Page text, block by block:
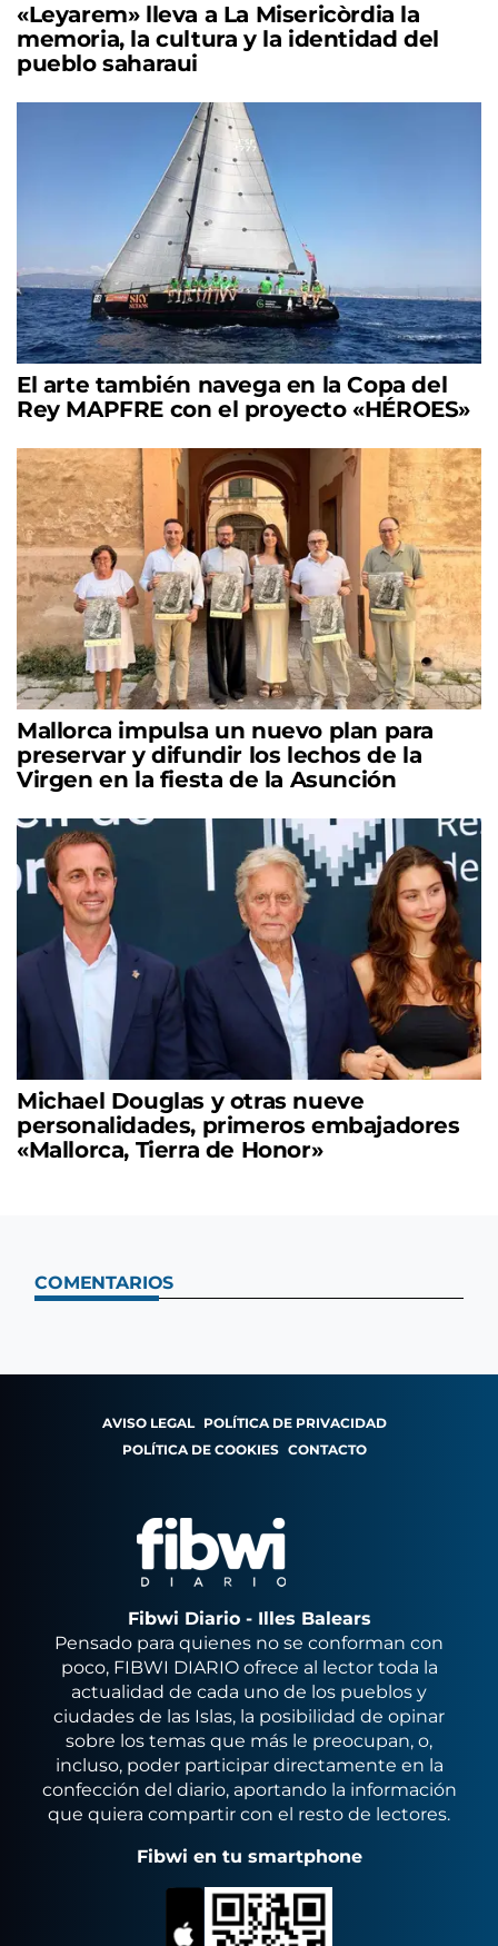
«Leyarem» lleva a La Misericòrdia la
memoria, la cultura y la identidad del
pueblo saharaui
El arte también navega en la Copa del
Rey MAPFRE con el proyecto «HÉROES»
Mallorca impulsa un nuevo plan para
preservar y difundir los lechos de la
Virgen en la fiesta de la Asunción
Michael Douglas y otras nueve
personalidades, primeros embajadores
«Mallorca, Tierra de Honor»
COMENTARIOS
AVISO LEGAL POLÍTICA DE PRIVACIDAD
POLÍTICA DE COOKIES CONTACTO
Fibwi Diario - Illes Balears
Pensado para quienes no se conforman con
poco, FIBWI DIARIO ofrece al lector toda la
actualidad de cada uno de los pueblos y
ciudades de las Islas, la posibilidad de opinar
sobre los temas que más le preocupan, o,
incluso, poder participar directamente en la
confección del diario, aportando la información
que quiera compartir con el resto de lectores.
Fibwi en tu smartphone